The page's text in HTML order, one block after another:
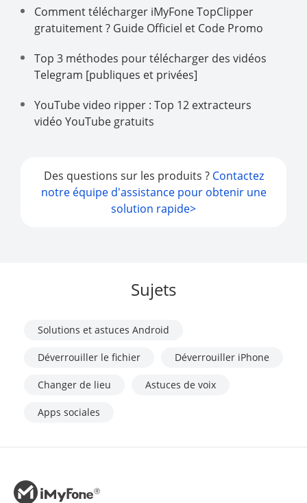
Comment télécharger iMyFone TopClipper
gratuitement ? Guide Officiel et Code Promo
Top 3 méthodes pour télécharger des vidéos
Telegram [publiques et privées]
YouTube video ripper : Top 12 extracteurs
vidéo YouTube gratuits
Des questions sur les produits ? Contactez
notre équipe d'assistance pour obtenir une
solution rapide>
Sujets
Solutions et astuces Android
Déverrouiller le fichier Déverrouiller iPhone
Changer de lieu Astuces de voix
Apps sociales